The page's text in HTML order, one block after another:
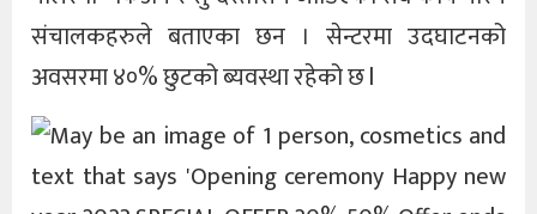
संचालकहरुले बताएका छन । सेन्टरमा उदघाटनको
अवसरमा ४०% छुटको ब्यवस्था रहेको छ l